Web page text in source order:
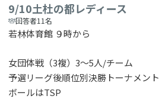
9/10土杜の都レディース
回答者11名
若林体育館 ９時から
女団体戦（3複）3～5人/チーム
予選リーグ後順位別決勝トーナメント
ボールはTSP